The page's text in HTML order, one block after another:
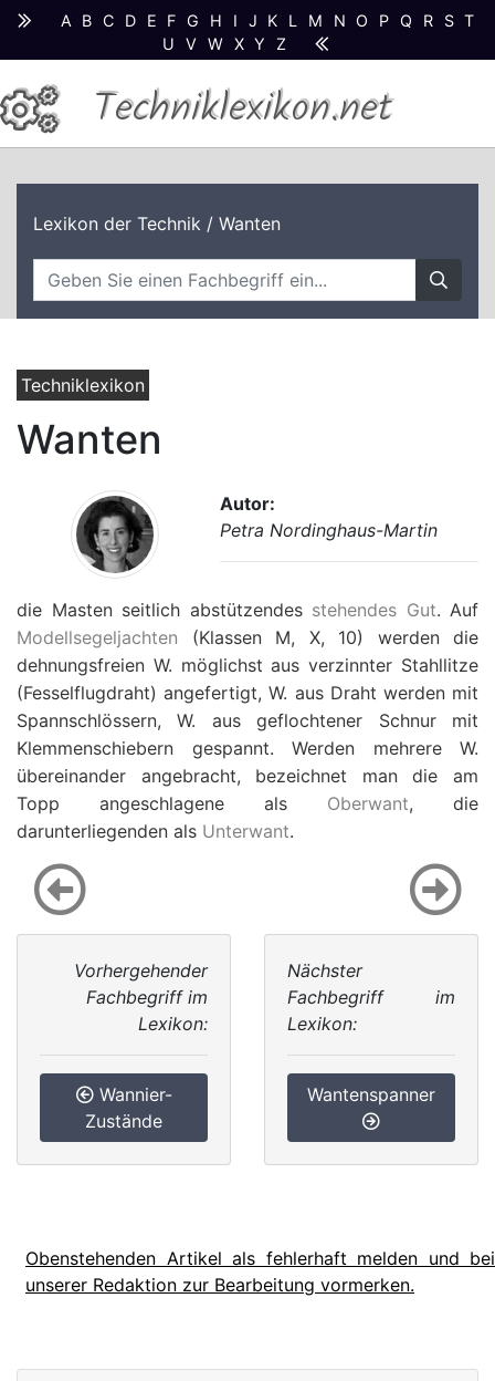
A B C D E F G H I J K L M N O P Q R S T
U
V W X Y Z
Techniklexikon.net
Lexikon der Technik / Wanten
Techniklexikon
Wanten
Autor:
Petra Nordinghaus-Martin
die Masten seitlich abstützendes stehendes Gut. Auf
Modellsegeljachten (Klassen M, X, 10) werden die
dehnungsfreien W. möglichst aus verzinnter Stahllitze
(Fesselflugdraht) angefertigt, W. aus Draht werden mit
Spannschlössern, W. aus geflochtener Schnur mit
Klemmenschiebern gespannt. Werden mehrere W.
übereinander angebracht, bezeichnet man die am
Topp angeschlagene als Oberwant, die
darunterliegenden als Unterwant.
Vorhergehender
Fachbegriff im
Lexikon:
Wannier-
Zustände
Nächster
Fachbegriff im
Lexikon:
Wantenspanner
Obenstehenden Artikel als fehlerhaft melden und bei
unserer Redaktion zur Bearbeitung vormerken.